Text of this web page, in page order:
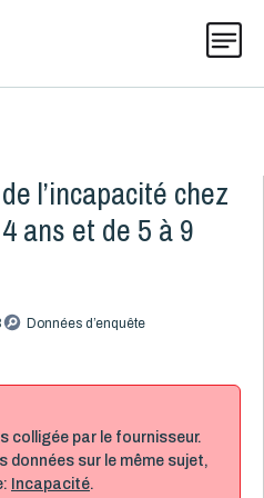
0-5
l’incapacité chez
ans et de 5 à 9
Données d’enquête
colligée par le fournisseur.
données sur le même sujet,
Incapacité.